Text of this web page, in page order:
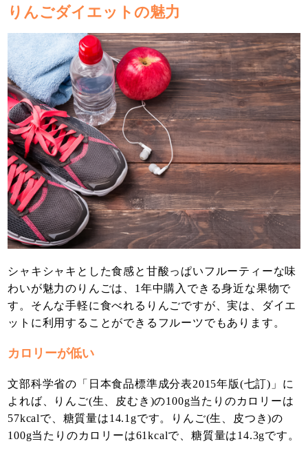
りんごダイエットの魅力
シャキシャキとした食感と甘酸っぱいフルーティーな味
わいが魅力のりんごは、1年中購入できる身近な果物で
す。そんな手軽に食べれるりんごですが、実は、ダイエ
ットに利用することができるフルーツでもあります。
カロリーが低い
文部科学省の「日本食品標準成分表2015年版(七訂)」に
よれば、りんご(生、皮むき)の100g当たりのカロリーは
57kcalで、糖質量は14.1gです。りんご(生、皮つき)の
100g当たりのカロリーは61kcalで、糖質量は14.3gです。